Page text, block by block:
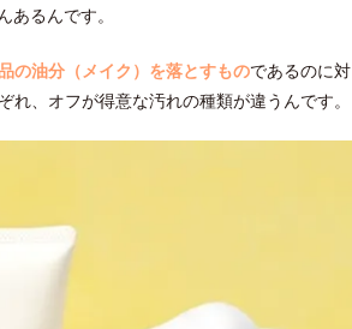
るんです。
の油分（メイク）を落とすものであるのに対
れ、オフが得意な汚れの種類が違うんです。